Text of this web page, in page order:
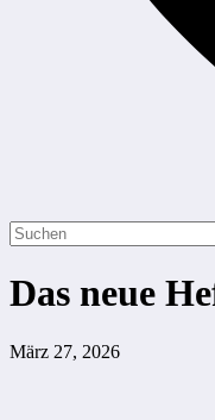
Das neue
März 27, 2026